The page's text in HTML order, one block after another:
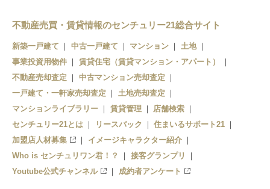
不動産売買・賃貸情報のセンチュリー21総合サイト
新築一戸建て 中古一戸建て マンション
土地
事業投資用物件
賃貸住宅（賃貸マンション・アパート）
不動産売却査定
中古マンション売却査定
一戸建て・一軒家売却査定
土地売却査定
マンションライブラリー
賃貸管理
店舗検索
センチュリー21とは
リースバック
住まいるサポート21
加盟店人材募集
イメージキャラクター紹介
Who is センチュリワン君！？
接客グランプリ
Youtube公式チャンネル
成約者アンケート